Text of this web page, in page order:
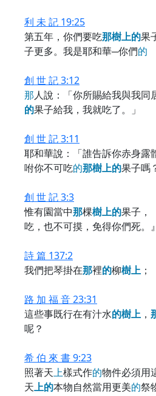
利 未 記 19:25
第五年，你們要吃那樹上的果
子更多。我是耶和華─你們的
創 世 記 3:12
那人說：「你所賜給我與我同
的果子給我，我就吃了。」
創 世 記 3:11
耶和華說：「誰告訴你赤身露
咐你不可吃的那樹上的果子嗎
創 世 記 3:3
惟有園當中那棵樹上的果子，
吃，也不可摸，免得你們死。
詩 篇 137:2
我們把琴掛在那裡的柳樹上 ；
路 加 福 音 23:31
這些事既行在有汁水的樹上 ，
呢？
希 伯 來 書 9:23
照著天上樣式作的物件必須用
天上的本物自然當用更美的祭